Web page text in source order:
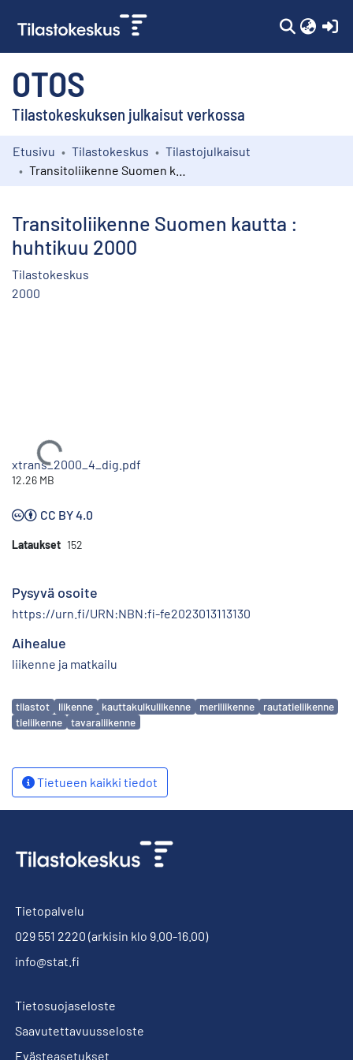
OTOS
Tilastokeskuksen julkaisut verkossa
Kokoelmat
Etusivu Tilastokeskus
Tilastojulkaisut
Transitoliikenne Suomen kautta :
huhtikuu 2000
Tilastokeskus
2000
Ladataan...
xtrans_2000_4_dig.pdf
12.26 MB
CC BY 4.0
Lataukset 152
Pysyvä osoite
https://urn.fi/URN:NBN:fi-fe2023013113130
Aihealue
liikenne ja matkailu
Avainsanat
tilastot liikenne kauttakulkuliikenne meriliikenne
rautatieliikenne
tieliikenne
tavaraliikenne
Tietueen kaikki tiedot
Tietopalvelu
029 551 2220 (arkisin klo 9.00-16.00)
info@stat.fi
Tietosuojaseloste
Saavutettavuusseloste
Evästeasetukset